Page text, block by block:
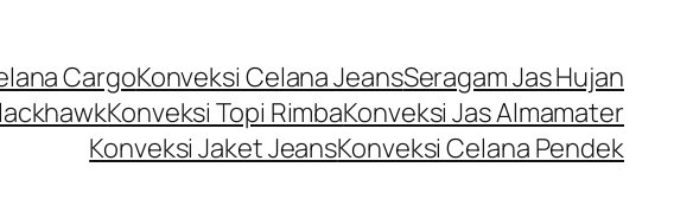
CargoKonveksi Celana JeansSeragam Jas Hujan
Konveksi Topi RimbaKonveksi Jas Almamater
Konveksi Jaket JeansKonveksi Celana Pendek